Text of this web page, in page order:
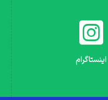
اینستاگرام